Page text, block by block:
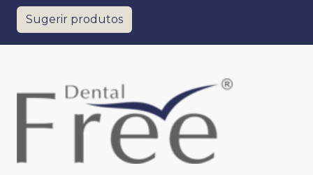
Sugerir produtos